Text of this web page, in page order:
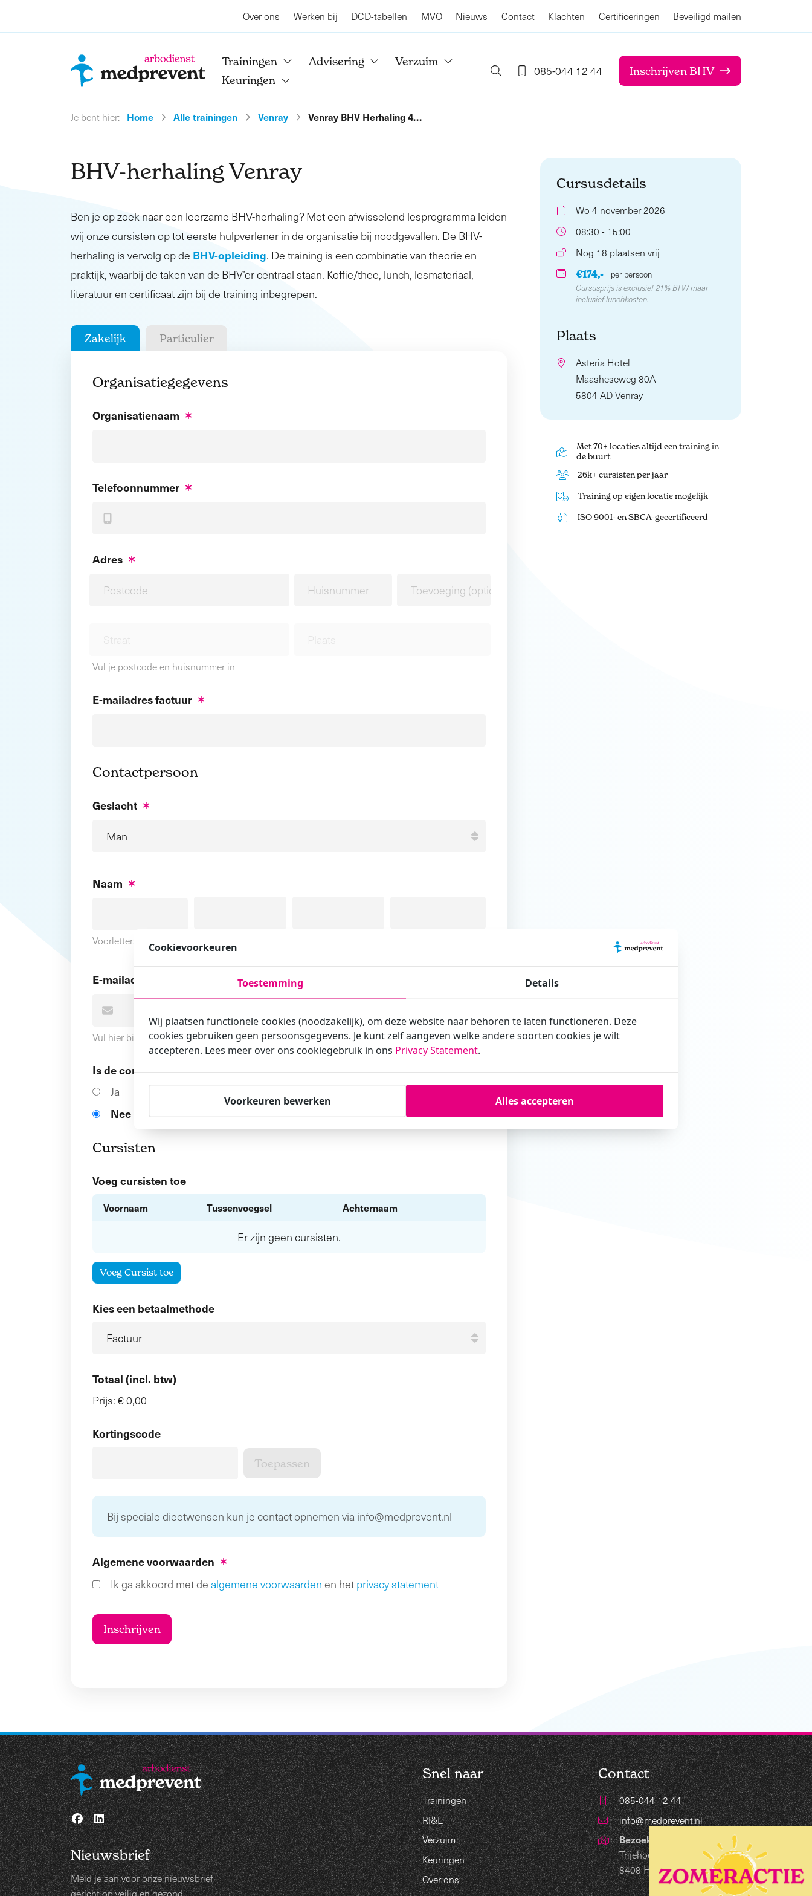
Over ons Werken bij DCD-tabellen MVO Nieuws Contact Klachten Certificeringen Beveiligd mailen
Trainingen Advisering
Verzuim
Keuringen
085-044 12 44 Inschrijven BHV
Je bent hier: Home Alle trainingen Venray Venray BHV Herhaling 4…
BHV-herhaling Venray
Ben je op zoek naar een leerzame BHV-herhaling? Met een afwisselend lesprogramma leiden
wij onze cursisten op tot eerste hulpverlener in de organisatie bij noodgevallen. De BHV-
herhaling is vervolg op de BHV-opleiding. De training is een combinatie van theorie en
praktijk, waarbij de taken van de BHV’er centraal staan. Koffie/thee, lunch, lesmateriaal,
literatuur en certificaat zijn bij de training inbegrepen.
Zakelijk Particulier
Organisatiegegevens
Organisatienaam
Telefoonnummer
Adres
Vul je postcode en huisnummer in
E-mailadres factuur
Contactpersoon
Geslacht
Naam
Voorletters
E-mailadres
Vul hier bij voorkeur het e-mailadres in waarmee je zakelijk/administratief correspondeert
Is de contactpersoon ook een cursist?
Ja
Nee
Cursisten
Voeg cursisten toe
Voornaam Tussenvoegsel Achternaam
Er zijn geen cursisten.
Voeg Cursist toe
Kies een betaalmethode
Totaal (incl. btw)
Prijs: € 0,00
Kortingscode
Bij speciale dieetwensen kun je contact opnemen via info@medprevent.nl
Algemene voorwaarden
Ik ga akkoord met de algemene voorwaarden en het privacy statement
Cursusdetails
Wo 4 november 2026
08:30 - 15:00
Nog 18 plaatsen vrij
€174,-
per persoon
Cursusprijs is exclusief 21% BTW maar
inclusief lunchkosten.
Plaats
Asteria Hotel
Maasheseweg 80A
5804 AD Venray
Met 70+ locaties altijd een training in
de buurt
26k+ cursisten per jaar
Training op eigen locatie mogelijk
ISO 9001- en SBCA-gecertificeerd
Nieuwsbrief
Meld je aan voor onze nieuwsbrief
gericht op veilig en gezond
Snel naar
Trainingen
RI&E
Verzuim
Keuringen
Over ons
Contact
085-044 12 44
info@medprevent.nl
Bezoekadres
Trijehoek 19
8408 HB Lippenhuizen
Cookievoorkeuren
Toestemming Details
Wij plaatsen functionele cookies (noodzakelijk), om deze website naar behoren te laten functioneren. Deze
cookies gebruiken geen persoonsgegevens. Je kunt zelf aangeven welke andere soorten cookies je wilt
accepteren. Lees meer over ons cookiegebruik in ons Privacy Statement.
Voorkeuren bewerken Alles accepteren